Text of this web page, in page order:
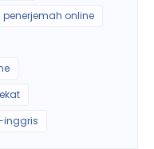
penerjemah online